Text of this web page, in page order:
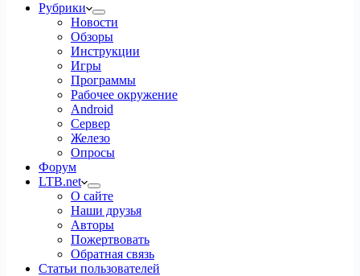
Рубрики
Новости
Обзоры
Инструкции
Игры
Программы
Рабочее окружение
Android
Сервер
Железо
Опросы
Форум
LTB.net
О сайте
Наши друзья
Авторы
Пожертвовать
Обратная связь
Статьи пользователей